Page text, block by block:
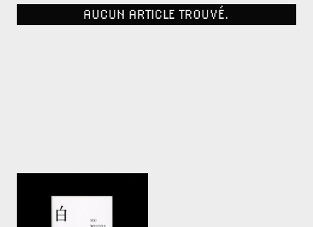
AUCUN ARTICLE TROUVÉ.
100 Tons de blanc par
Kenya Hara. Lars Müller
Publishers